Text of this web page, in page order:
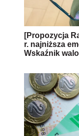
[Propozycja
r. najniższa
Wskaźnik